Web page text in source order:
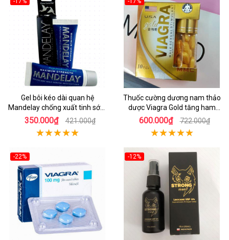
Gel bôi kéo dài quan hệ
Mandelay chống xuất tinh sớm
hiệu quả
350.000₫ 421.000₫
Thuốc cường dương nam thảo
dược Viagra Gold tăng ham
muốn
600.000₫ 722.000₫
-22% -12%